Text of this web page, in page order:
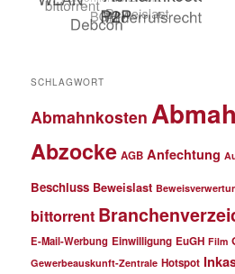
SCHLAGWORT
Abmahnkosten
Abzocke AGB Anfechtung
Beschluss Beweislast
bittorrent
E-Mail-Werbung Einwilligung EuGH Film
Gewerbeauskunft-Zentrale Hotspot